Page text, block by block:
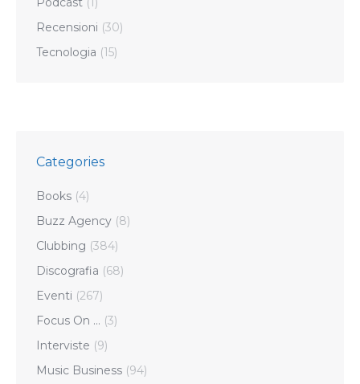
Recensioni (30)
Tecnologia (15)
Categories
Books (4)
Buzz Agency (8)
Clubbing (384)
Discografia (68)
Eventi (267)
Focus On … (3)
Interviste (9)
Music Business (94)